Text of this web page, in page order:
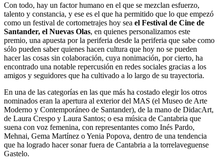
Con todo, hay un factor humano en el que se mezclan esfuerzo,
talento y constancia, y ese es el que ha permitido que lo que empezó
como un festival de cortometrajes hoy sea el Festival de Cine de
Santander, el Nuevas Olas, en quienes personalizamos este
premio, una apuesta por la periferia desde la periferia que sabe como
sólo pueden saber quienes hacen cultura que hoy no se pueden
hacer las cosas sin colaboración, cuya nonimación, por cierto, ha
encontrado una notable repercusión en redes sociales gracias a los
amigos y seguidores que ha cultivado a lo largo de su trayectoria.
En una de las categorías en las que más ha costado elegir los otros
nominados eran la apertura al exterior del MAS (el Museo de Arte
Moderno y Contemporáneo de Santander), de la mano de DidacArt,
de Laura Crespo y Laura Santos; o esa música de Cantabria que
suena con voz femenina, con representantes como Inés Pardo,
Mehnai, Gema Martínez o Yenia Popova, dentro de una tendencia
que ha logrado hacer sonar fuera de Cantabria a la torrelaveguense
Gastelo.